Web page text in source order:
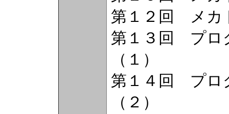
第１２回 メカ
第１３回 プロ
（１）
第１４回 プロ
（２）